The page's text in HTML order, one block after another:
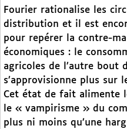
Fourier rationalise les
distribution et il est
pour repérer la contre-
économiques : le
agricoles de l’autre bout
s’approvisionne plus sur
Cet état de fait alimente
le « vampirisme » du
plus ni moins qu’une